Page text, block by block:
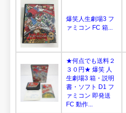
爆笑人生劇場3 フ
ァミコン FC 箱...
★何点でも送料２
３０円★ 爆笑 人
生劇場3 箱・説明
書・ソフト D1 フ
ァミコン 即発送
FC 動作...